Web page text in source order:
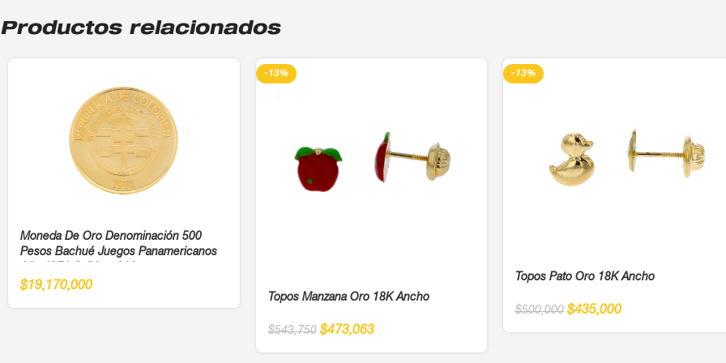
Productos relacionados
Moneda De Oro Denominación 500
Pesos Bachué Juegos Panamericanos
$19,170,000
-13%
Topos Manzana Oro 18K Ancho
$543,750 $473,063
-13%
Topos Pato Oro 18K Ancho
$500,000 $435,000